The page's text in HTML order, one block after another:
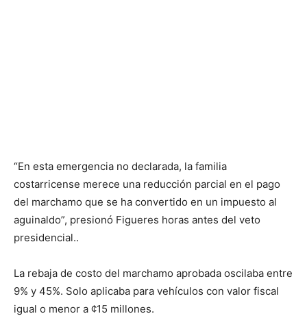
“En esta emergencia no declarada, la familia
costarricense merece una reducción parcial en el pago
del marchamo que se ha convertido en un impuesto al
aguinaldo”, presionó Figueres horas antes del veto
presidencial..
La rebaja de costo del marchamo aprobada oscilaba entre
9% y 45%. Solo aplicaba para vehículos con valor fiscal
igual o menor a ¢15 millones.